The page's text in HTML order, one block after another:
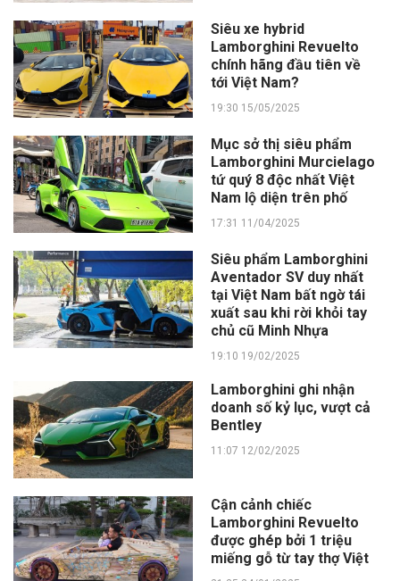
Siêu xe hybrid
Lamborghini Revuelto
chính hãng đầu tiên về
tới Việt Nam?
19:30 15/05/2025
Mục sở thị siêu phẩm
Lamborghini Murcielago
tứ quý 8 độc nhất Việt
Nam lộ diện trên phố
17:31 11/04/2025
Siêu phẩm Lamborghini
Aventador SV duy nhất
tại Việt Nam bất ngờ tái
xuất sau khi rời khỏi tay
chủ cũ Minh Nhựa
19:10 19/02/2025
Lamborghini ghi nhận
doanh số kỷ lục, vượt cả
Bentley
11:07 12/02/2025
Cận cảnh chiếc
Lamborghini Revuelto
được ghép bởi 1 triệu
miếng gỗ từ tay thợ Việt